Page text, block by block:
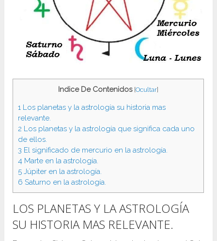
Indice De Contenidos [Ocultar]
1 Los planetas y la astrología su historia mas
relevante.
2 Los planetas y la astrología que significa cada uno
de ellos.
3 El significado de mercurio en la astrología.
4 Marte en la astrología.
5 Júpiter en la astrología.
6 Saturno en la astrología.
LOS PLANETAS Y LA ASTROLOGÍA
SU HISTORIA MAS RELEVANTE.